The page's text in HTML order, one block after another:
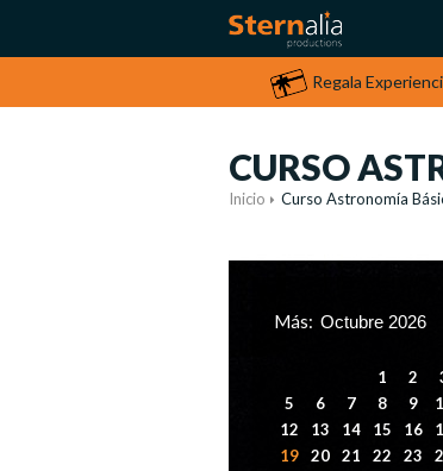
Regala
CURSO
Inicio Curso Astronomía
Más:
1 2
5
6 7 8 9
12
13 14 15 16
19
20 21 22 23